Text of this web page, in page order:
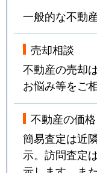
一般的な不動
売却相談
不動産の売却
お悩み等をご
不動産の価
簡易査定は近
示。訪問査定